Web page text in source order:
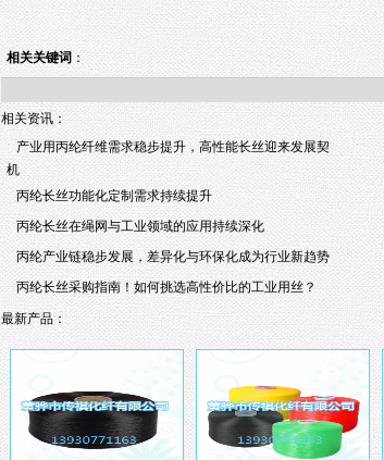
相关关键词 ：
相关资讯：
产业用丙纶纤维需求稳步提升，高性能长丝迎来发展契
机
丙纶长丝功能化定制需求持续提升
丙纶长丝在绳网与工业领域的应用持续深化
丙纶产业链稳步发展，差异化与环保化成为行业新趋势
丙纶长丝采购指南！如何挑选高性价比的工业用丝？
最新产品：